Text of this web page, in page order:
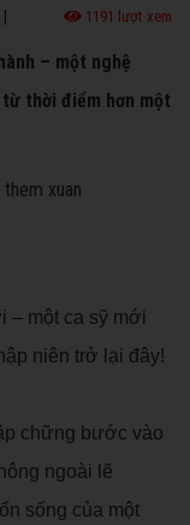
1191 lượt xem
– một nghệ
thời điểm hơn một
– một ca sỹ mới
niên trở lại đây!
chững bước vào
ngoài lẽ
sống của một